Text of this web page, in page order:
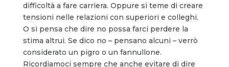
difficoltà a fare carriera. Oppure si teme di creare
tensioni nelle relazioni con superiori e colleghi.
O si pensa che dire no possa farci perdere la
stima altrui. Se dico no – pensano alcuni – verrò
considerato un pigro o un fannullone.
Ricordiamoci sempre che anche evitare di dire